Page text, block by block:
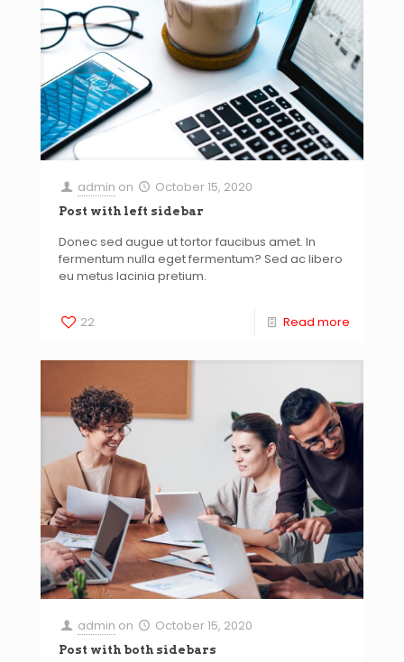
admin on October 15, 2020
Post with left sidebar
Donec sed augue ut tortor faucibus amet. In
fermentum nulla eget fermentum? Sed ac libero
eu metus lacinia pretium.
22 Read more
admin on October 15, 2020
Post with both sidebars